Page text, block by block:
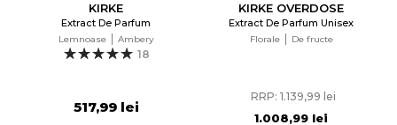
KIRKE
Extract De Parfum
Lemnoase Ambery
18
517,99 lei
KIRKE OVERDOSE
Extract De Parfum Unisex
Florale De fructe
RRP: 1.139,99 lei
1.008,99 lei